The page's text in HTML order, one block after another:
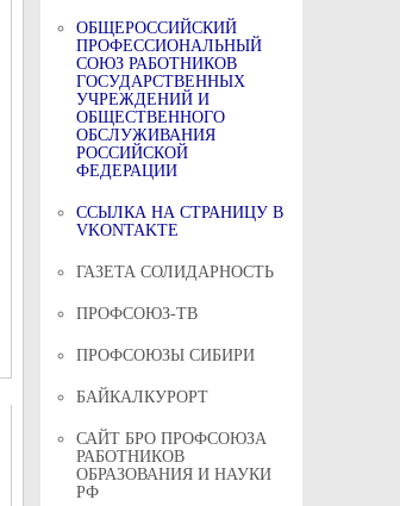
ОБЩЕРОССИЙСКИЙ
ПРОФЕССИОНАЛЬНЫЙ
СОЮЗ РАБОТНИКОВ
ГОСУДАРСТВЕННЫХ
УЧРЕЖДЕНИЙ И
ОБЩЕСТВЕННОГО
ОБСЛУЖИВАНИЯ
РОССИЙСКОЙ
ФЕДЕРАЦИИ
ССЫЛКА НА СТРАНИЦУ В
VKONTAKTE
ГАЗЕТА СОЛИДАРНОСТЬ
ПРОФСОЮЗ-ТВ
ПРОФСОЮЗЫ СИБИРИ
БАЙКАЛКУРОРТ
САЙТ БРО ПРОФСОЮЗА
РАБОТНИКОВ
ОБРАЗОВАНИЯ И НАУКИ
РФ